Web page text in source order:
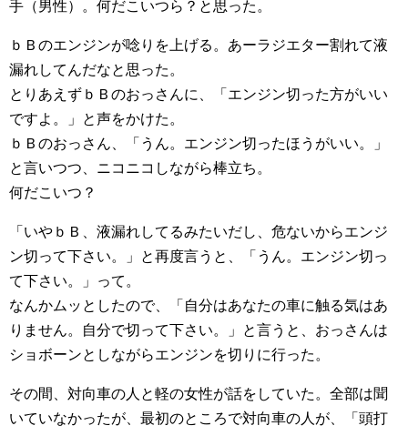
手（男性）。何だこいつら？と思った。
ｂＢのエンジンが唸りを上げる。あーラジエター割れて液
漏れしてんだなと思った。
とりあえずｂＢのおっさんに、「エンジン切った方がいい
ですよ。」と声をかけた。
ｂＢのおっさん、「うん。エンジン切ったほうがいい。」
と言いつつ、ニコニコしながら棒立ち。
何だこいつ？
「いやｂＢ、液漏れしてるみたいだし、危ないからエンジ
ン切って下さい。」と再度言うと、「うん。エンジン切っ
て下さい。」って。
なんかムッとしたので、「自分はあなたの車に触る気はあ
りません。自分で切って下さい。」と言うと、おっさんは
ショボーンとしながらエンジンを切りに行った。
その間、対向車の人と軽の女性が話をしていた。全部は聞
いていなかったが、最初のところで対向車の人が、「頭打